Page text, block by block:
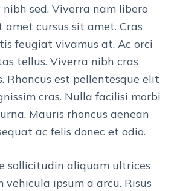
sed. Viverra nam libero
amet cursus sit amet. Cras
feugiat vivamus at. Ac orci
tellus. Viverra nibh cras
Rhoncus est pellentesque elit
cras. Nulla facilisi morbi
Mauris rhoncus aenean
ac felis donec et odio.
sollicitudin aliquam ultrices
ipsum a arcu. Risus